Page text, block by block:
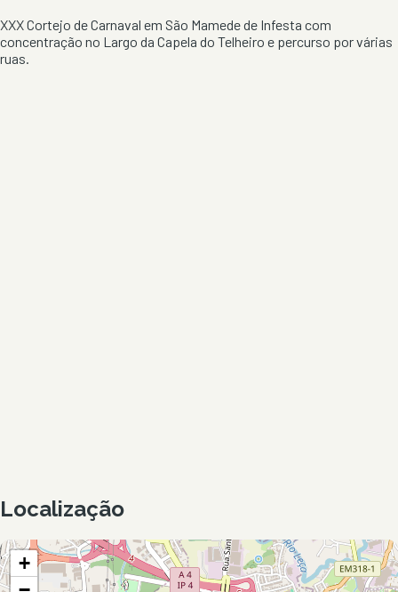
XXX Cortejo de Carnaval em São Mamede de Infesta com
concentração no Largo da Capela do Telheiro e percurso por várias
ruas.
Localização
+